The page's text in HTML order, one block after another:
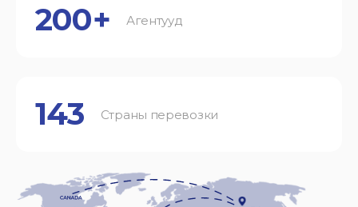
200+ Агентууд
143 Страны перевозки